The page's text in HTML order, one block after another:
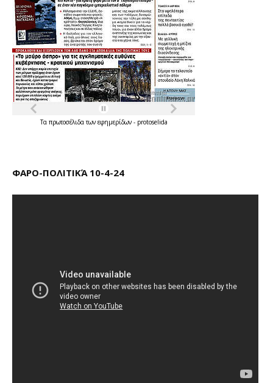
Τα πρωτοσέλιδατων εφημερίδων - protoselida
ΦΑΡΟ-ΠΟΛΙΤΙΚΆ 10-4-24